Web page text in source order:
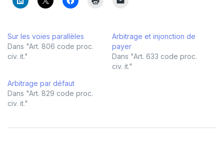
Sur les voies parallèles
Dans "Art. 806 code proc.
civ. it."
Arbitrage et injonction de
payer
Dans "Art. 633 code proc.
civ. it."
Arbitrage par défaut
Dans "Art. 829 code proc.
civ. it."